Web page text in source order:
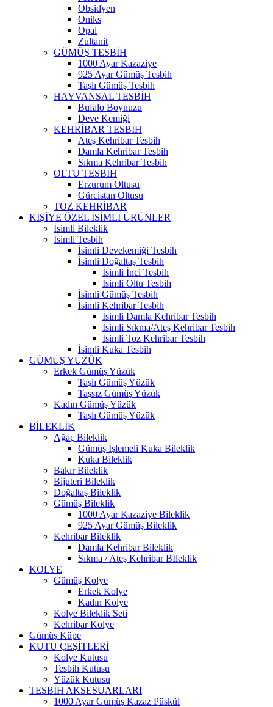
Obsidyen
Oniks
Opal
Zultanit
GÜMÜŞ TESBİH
1000 Ayar Kazaziye
925 Ayar Gümüş Tesbih
Taşlı Gümüş Tesbih
HAYVANSAL TESBİH
Bufalo Boynuzu
Deve Kemiği
KEHRİBAR TESBİH
Ateş Kehribar Tesbih
Damla Kehribar Tesbih
Sıkma Kehribar Tesbih
OLTU TESBİH
Erzurum Oltusu
Gürcistan Oltusu
TOZ KEHRİBAR
KİŞİYE ÖZEL İSİMLİ ÜRÜNLER
İsimli Bileklik
İsimli Tesbih
İsimli Devekemiği Tesbih
İsimli Doğaltaş Tesbih
İsimli İnci Tesbih
İsimli Oltu Tesbih
İsimli Gümüş Tesbih
İsimli Kehribar Tesbih
İsimli Damla Kehribar Tesbih
İsimli Sıkma/Ateş Kehribar Tesbih
İsimli Toz Kehribar Tesbih
İsimli Kuka Tesbih
GÜMÜŞ YÜZÜK
Erkek Gümüş Yüzük
Taşlı Gümüş Yüzük
Taşsız Gümüş Yüzük
Kadın Gümüş Yüzük
Taşlı Gümüş Yüzük
BİLEKLİK
Ağaç Bileklik
Gümüş İşlemeli Kuka Bileklik
Kuka Bileklik
Bakır Bileklik
Bijuteri Bileklik
Doğaltaş Bileklik
Gümüş Bileklik
1000 Ayar Kazaziye Bileklik
925 Ayar Gümüş Bileklik
Kehribar Bileklik
Damla Kehribar Bileklik
Sıkma / Ateş Kehribar Bİleklik
KOLYE
Gümüş Kolye
Erkek Kolye
Kadın Kolye
Kolye Bileklik Seti
Kehribar Kolye
Gümüş Küpe
KUTU ÇEŞİTLERİ
Kolye Kutusu
Tesbih Kutusu
Yüzük Kutusu
TESBİH AKSESUARLARI
1000 Ayar Gümüş Kazaz Püskül